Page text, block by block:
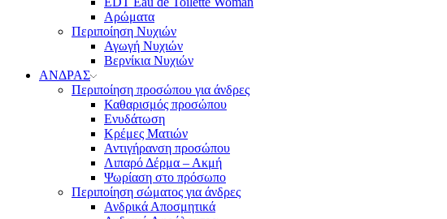
Αρώματα
Περιποίηση Νυχιών
Αγωγή Νυχιών
Βερνίκια Νυχιών
ΑΝΔΡΑΣ
Περιποίηση προσώπου για άνδρες
Καθαρισμός προσώπου
Ενυδάτωση
Κρέμες Ματιών
Αντιγήρανση προσώπου
Λιπαρό Δέρμα – Ακμή
Ψωρίαση στο πρόσωπο
Περιποίηση σώματος για άνδρες
Ανδρικά Αποσμητικά